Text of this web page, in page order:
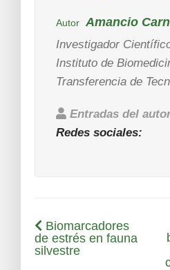
Autor Amancio
Investigador
Instituto de
Transferencia de
Entradas del
Redes sociales:
Biomarcadores
de estrés en fauna
silvestre